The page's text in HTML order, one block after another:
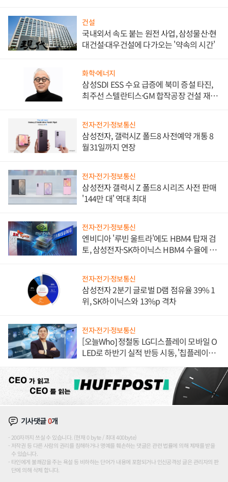
건설
국내외서 속도 붙는 원전 사업, 삼성물산·현
대건설·대우건설에 다가오는 '약속의 시간'
화학·에너지
삼성SDI ESS 수요 급증에 북미 증설 타진,
최주선 스텔란티스·GM 합작공장 건설 재추
전자·전기·정보통신
삼성전자, 갤럭시Z 폴드8 사전예약 개통 8
월31일까지 연장
전자·전기·정보통신
삼성전자 갤럭시 Z 폴드8 시리즈 사전 판매
'144만 대' 역대 최대
전자·전기·정보통신
엔비디아 '루빈 울트라'에도 HBM4 탑재 검
토, 삼성전자·SK하이닉스 HBM4 수율에 주
전자·전기·정보통신
삼성전자 2분기 글로벌 D램 점유율 39% 1
위, SK하이닉스와 13%p 격차
전자·전기·정보통신
[오늘Who] 정철동 LG디스플레이 모바일 O
LED로 하반기 실적 반등 시동, '칩플레이
기사댓글0개
200자까지 쓰실 수 있습니다. (현재 0 byte / 최대 400byte)
저작권 등 다른 사람의 권리를 침해하거나 명예를 훼손하는 댓글은 관련 법률에 의해 제재를 받을
수 있습니다.
타인에게 불쾌감을 주는 욕설 등 비하하는 단어가 내용에 포함되거나 인신공격성 글은 관리자의 판
단에 의해 삭제 합니다.